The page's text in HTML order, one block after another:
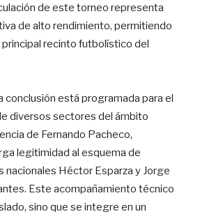
de este torneo representa
de alto rendimiento, permitiendo
recinto futbolístico del
conclusión está programada para el
diversos sectores del ámbito
de Fernando Pacheco,
legitimidad al esquema de
Héctor Esparza y Jorge
Este acompañamiento técnico
sino que se integre en un